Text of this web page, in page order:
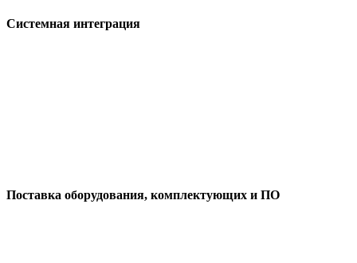
Системная интеграция
Поставка оборудования, комплектующих и ПО